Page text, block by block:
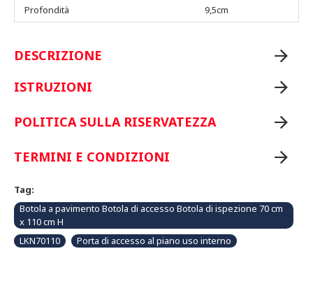
Profondità
9,5cm
DESCRIZIONE
ISTRUZIONI
POLITICA SULLA RISERVATEZZA
TERMINI E CONDIZIONI
Tag:
Botola a pavimento Botola di accesso Botola di ispezione 70 cm
x 110 cm H
LKN70110
Porta di accesso al piano uso interno